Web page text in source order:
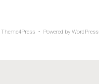
• Powered by WordPress